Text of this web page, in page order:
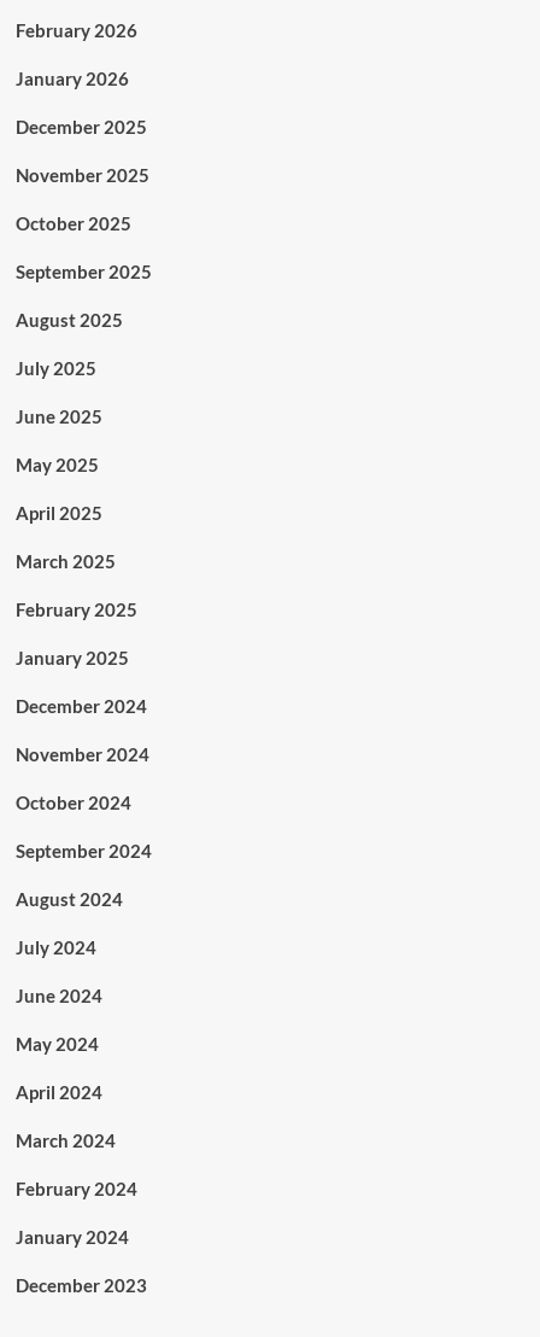
February 2026
January 2026
December 2025
November 2025
October 2025
September 2025
August 2025
July 2025
June 2025
May 2025
April 2025
March 2025
February 2025
January 2025
December 2024
November 2024
October 2024
September 2024
August 2024
July 2024
June 2024
May 2024
April 2024
March 2024
February 2024
January 2024
December 2023